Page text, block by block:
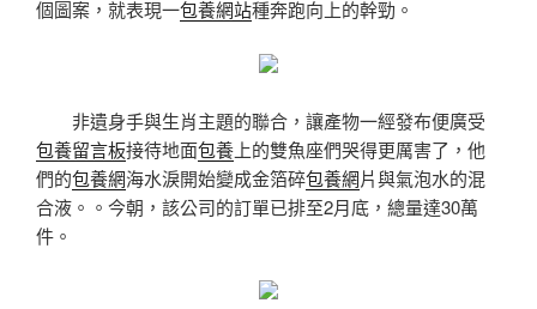
個圖案，就表現一包養網站種奔跑向上的幹勁。
非遺身手與生肖主題的聯合，讓產物一經發布便廣受
包養留言板接待地面包養 上的雙魚座們哭得更厲害了，他
們的包養網海水淚開始變成金箔碎包養網片與氣泡水的混
合液。。今朝，該公司的訂單已排至2月底，總量達30萬
件。